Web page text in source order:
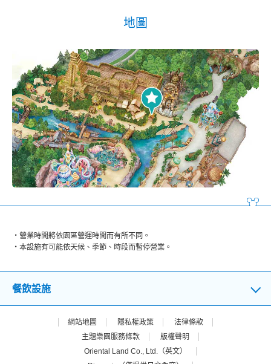
地圖
營業時間將依園區營運時間而有所不同。
本設施有可能依天候、季節、時段而暫停營業。
餐飲設施
網站地圖 隱私權政策
法律條款
主題樂園服務條款
版權聲明
Oriental Land Co., Ltd.（英文）